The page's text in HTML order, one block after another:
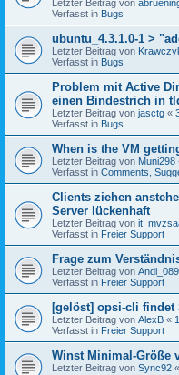
Letzter Beitrag von
Verfasst in Bugs
ubuntu_4.3.1.0-1 >
Letzter Beitrag von
Verfasst in Bugs
Problem mit Active
einen Bindestrich in
Letzter Beitrag von jasctg «
Verfasst in Bugs
When is the VM
Letzter Beitrag von Muni298
Verfasst in Comments,
Clients ziehen
Server lückenhaft
Letzter Beitrag von
Verfasst in Freier Support
Frage zum
Letzter Beitrag von Andi_089
Verfasst in Freier Support
[gelöst] opsi-cli findet
Letzter Beitrag von AlexB «
Verfasst in Freier Support
Winst Minimal-Größe
Letzter Beitrag von Sync92 «